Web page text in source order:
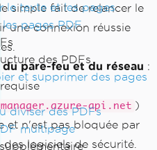
le texte et les pages
pages PDF
des PDFs
et supprimer des pages
diviser des PDFs
multipage
simple fait de relancer le
une connexion réussie
pare-feu et du réseau :
api.net )
et n'est pas bloquée par
logiciels de sécurité.